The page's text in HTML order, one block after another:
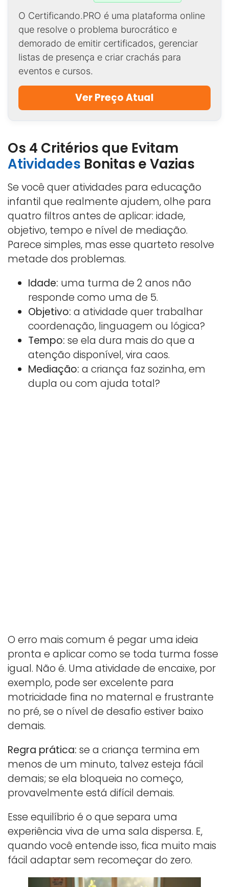
O Certificando.PRO é uma plataforma online
que resolve o problema burocrático e
demorado de emitir certificados, gerenciar
listas de presença e criar crachás para
eventos e cursos.
Ver Preço Atual
Os 4 Critérios que Evitam
Atividades Bonitas e Vazias
Se você quer atividades para educação
infantil que realmente ajudem, olhe para
quatro filtros antes de aplicar: idade,
objetivo, tempo e nível de mediação.
Parece simples, mas esse quarteto resolve
metade dos problemas.
Idade: uma turma de 2 anos não
responde como uma de 5.
Objetivo: a atividade quer trabalhar
coordenação, linguagem ou lógica?
Tempo: se ela dura mais do que a
atenção disponível, vira caos.
Mediação: a criança faz sozinha, em
dupla ou com ajuda total?
O erro mais comum é pegar uma ideia
pronta e aplicar como se toda turma fosse
igual. Não é. Uma atividade de encaixe, por
exemplo, pode ser excelente para
motricidade fina no maternal e frustrante
no pré, se o nível de desafio estiver baixo
demais.
Regra prática: se a criança termina em
menos de um minuto, talvez esteja fácil
demais; se ela bloqueia no começo,
provavelmente está difícil demais.
Esse equilíbrio é o que separa uma
experiência viva de uma sala dispersa. E,
quando você entende isso, fica muito mais
fácil adaptar sem recomeçar do zero.